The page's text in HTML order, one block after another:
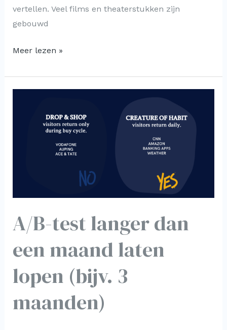
vertellen. Veel films en theaterstukken zijn
gebouwd
Meer lezen »
A/B-test langer dan
een maand laten
lopen (bijv. 3
maanden)
lopen
3